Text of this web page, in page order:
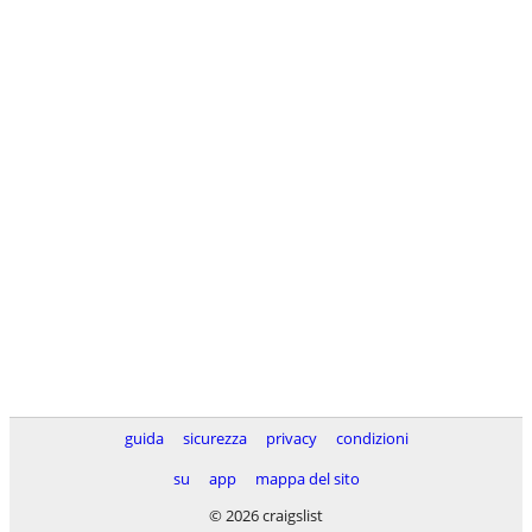
guida sicurezza privacy
condizioni
su
app
mappa del sito
© 2026 craigslist